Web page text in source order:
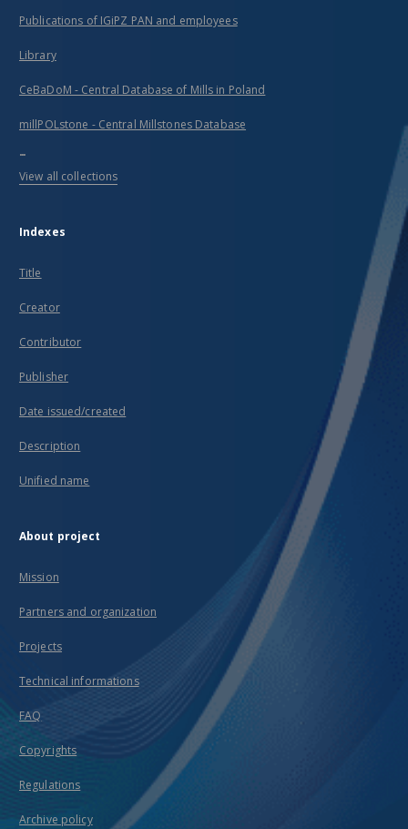
Publications of IGiPZ PAN and employees
Library
CeBaDoM - Central Database of Mills in Poland
millPOLstone - Central Millstones Database
...
View all collections
Indexes
Title
Creator
Contributor
Publisher
Date issued/created
Description
Unified name
About project
Mission
Partners and organization
Projects
Technical informations
FAQ
Copyrights
Regulations
Archive policy